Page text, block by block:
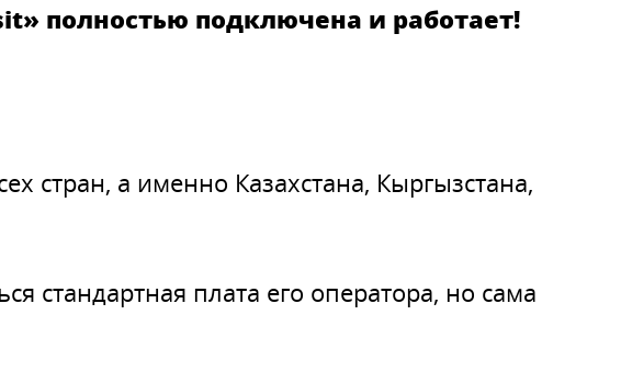
полностью подключена и работает!
стран, а именно Казахстана, Кыргызстана,
стандартная плата его оператора, но сама